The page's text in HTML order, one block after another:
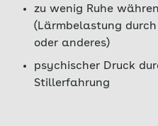
zu wenig Ruhe
(Lärmbelastung
oder anderes)
psychischer Druck
Stillerfahrung